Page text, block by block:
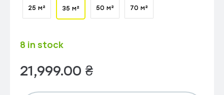
25 м² 35 м² 50 м² 70 м²
8 in stock
21,999.00 ₴